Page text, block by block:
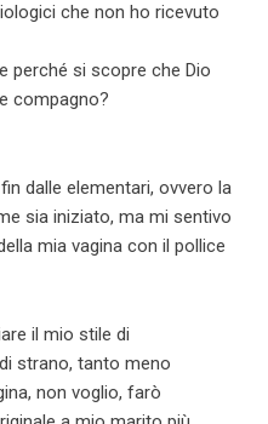
che non ho ricevuto
perché si scopre che Dio
compagno?
dalle elementari, ovvero la
sia iniziato, ma mi sentivo
mia vagina con il pollice
il mio stile di
strano, tanto meno
non voglio, farò